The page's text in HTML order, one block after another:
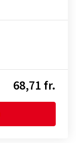
68,71 fr.